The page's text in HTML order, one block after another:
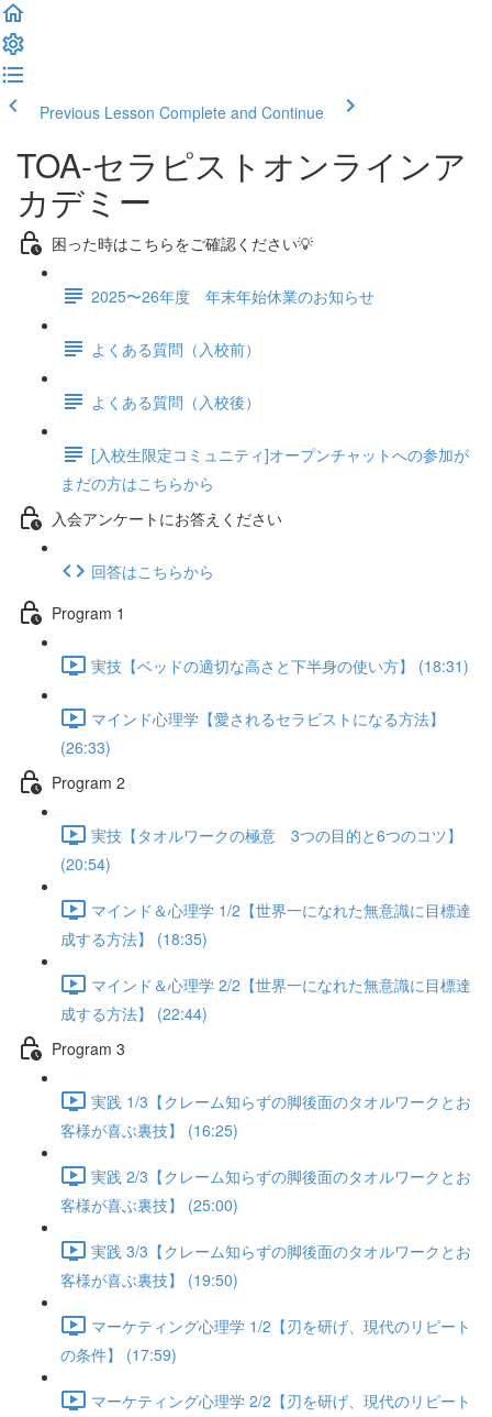
Previous Lesson Complete and Continue
TOA-セラピストオンラインア
カデミー
困った時はこちらをご確認ください💡
2025〜26年度 年末年始休業のお知らせ
よくある質問（入校前）
よくある質問（入校後）
[入校生限定コミュニティ]オープンチャットへの参加が
まだの方はこちらから
入会アンケートにお答えください
回答はこちらから
Program 1
実技【ベッドの適切な高さと下半身の使い方】 (18:31)
マインド心理学【愛されるセラピストになる方法】
(26:33)
Program 2
実技【タオルワークの極意 3つの目的と6つのコツ】
(20:54)
マインド＆心理学 1/2【世界一になれた無意識に目標達
成する方法】 (18:35)
マインド＆心理学 2/2【世界一になれた無意識に目標達
成する方法】 (22:44)
Program 3
実践 1/3【クレーム知らずの脚後面のタオルワークとお
客様が喜ぶ裏技】 (16:25)
実践 2/3【クレーム知らずの脚後面のタオルワークとお
客様が喜ぶ裏技】 (25:00)
実践 3/3【クレーム知らずの脚後面のタオルワークとお
客様が喜ぶ裏技】 (19:50)
マーケティング心理学 1/2【刃を研げ、現代のリピート
の条件】 (17:59)
マーケティング心理学 2/2【刃を研げ、現代のリピート